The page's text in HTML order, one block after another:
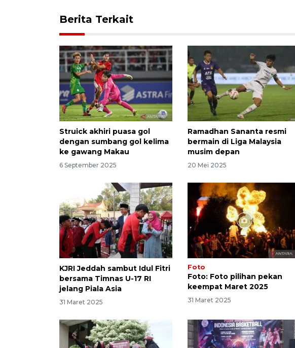
Berita Terkait
Struick akhiri puasa gol
dengan sumbang gol kelima
ke gawang Makau
6 September 2025
Ramadhan Sananta resmi
bermain di Liga Malaysia
musim depan
20 Mei 2025
KJRI Jeddah sambut Idul Fitri
bersama Timnas U-17 RI
jelang Piala Asia
31 Maret 2025
Foto
Foto: Foto pilihan pekan
keempat Maret 2025
31 Maret 2025